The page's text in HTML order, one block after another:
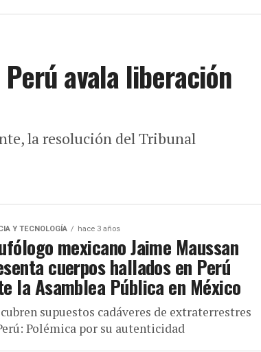
avala liberación
la resolución del Tribunal
Y TECNOLOGÍA hace 3 años
mexicano Jaime Maussan
cuerpos hallados en Perú
la Asamblea Pública en México
supuestos cadáveres de extraterrestres
Polémica por su autenticidad